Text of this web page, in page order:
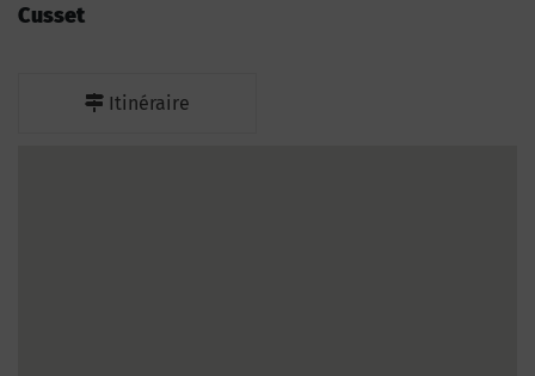
Cusset
Itinéraire